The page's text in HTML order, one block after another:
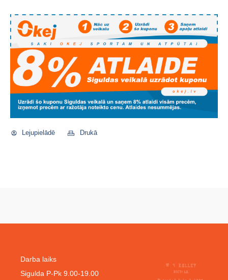
Lejupielādē Drukā
Darba laiks
Sigulda P-Pk 9.00-19.00